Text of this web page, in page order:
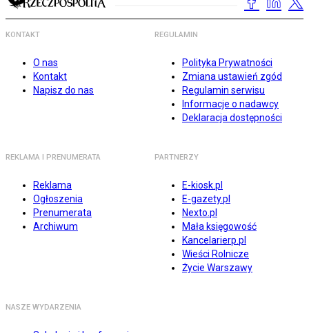
KONTAKT
O nas
Kontakt
Napisz do nas
REGULAMIN
Polityka Prywatności
Zmiana ustawień zgód
Regulamin serwisu
Informacje o nadawcy
Deklaracja dostępności
REKLAMA I PRENUMERATA
Reklama
Ogłoszenia
Prenumerata
Archiwum
PARTNERZY
E-kiosk.pl
E-gazety.pl
Nexto.pl
Mała księgowość
Kancelarierp.pl
Wieści Rolnicze
Życie Warszawy
NASZE WYDARZENIA